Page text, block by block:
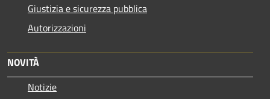
Giustizia e sicurezza pubblica
Autorizzazioni
NOVITÀ
Notizie